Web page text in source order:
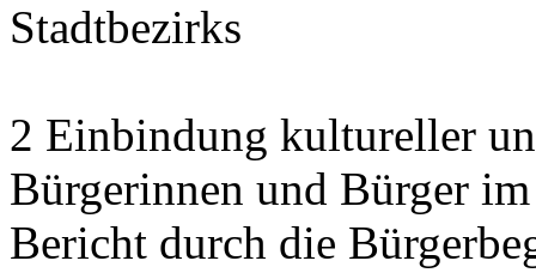
Stadtbezirks
2 Einbindung kultureller
Bürgerinnen und Bürger
Bericht durch die